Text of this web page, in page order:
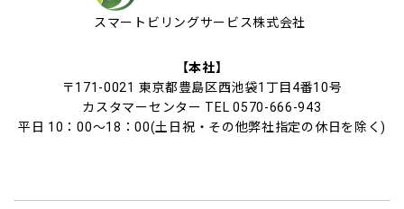
スマートビリングサービス株式会社
【本社】
〒171-0021 東京都豊島区西池袋1丁目4番10号
カスタマーセンター TEL 0570-666-943
平日 10：00～18：00(土日祝・その他弊社指定の休日を除く)